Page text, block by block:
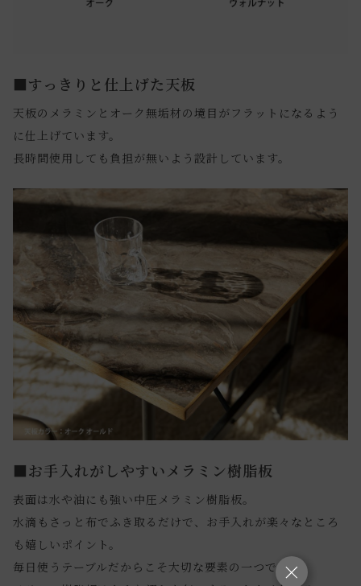
■すっきりと仕上げた天板
天板のメラミンとオーク無垢材の境目がフラットになるよう
に仕上げています。
長時間使用しても負担が無いよう設計しています。
■お手入れがしやすいメラミン樹脂板
表面は水や油にも強い中圧メラミン樹脂板。
水滴もさっと布でふき取るだけで、お手入れが楽々なところ
も嬉しいポイント。
毎日使うテーブルだからこそ大切な要素の一つです。